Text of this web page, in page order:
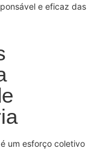
e eficaz das
um esforço coletivo